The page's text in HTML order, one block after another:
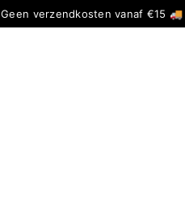
Geen verzendkosten vanaf €15 🚚